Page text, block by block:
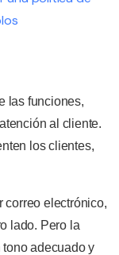
las funciones,
al cliente.
los clientes,
correo electrónico,
lado. Pero la
adecuado y